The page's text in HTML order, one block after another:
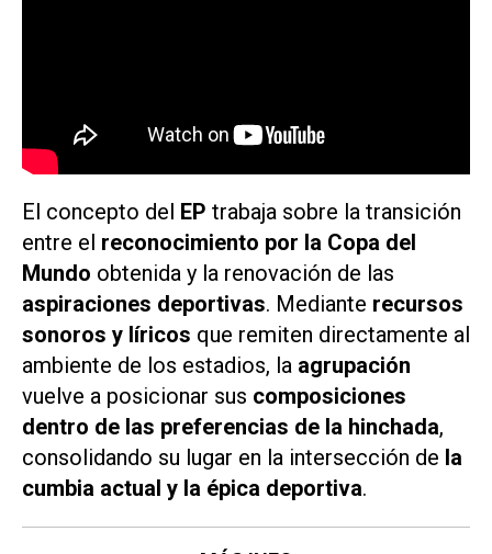
El concepto del EP trabaja sobre la transición
entre el reconocimiento por la Copa del
Mundo obtenida y la renovación de las
aspiraciones deportivas. Mediante recursos
sonoros y líricos que remiten directamente al
ambiente de los estadios, la agrupación
vuelve a posicionar sus composiciones
dentro de las preferencias de la hinchada,
consolidando su lugar en la intersección de la
cumbia actual y la épica deportiva.